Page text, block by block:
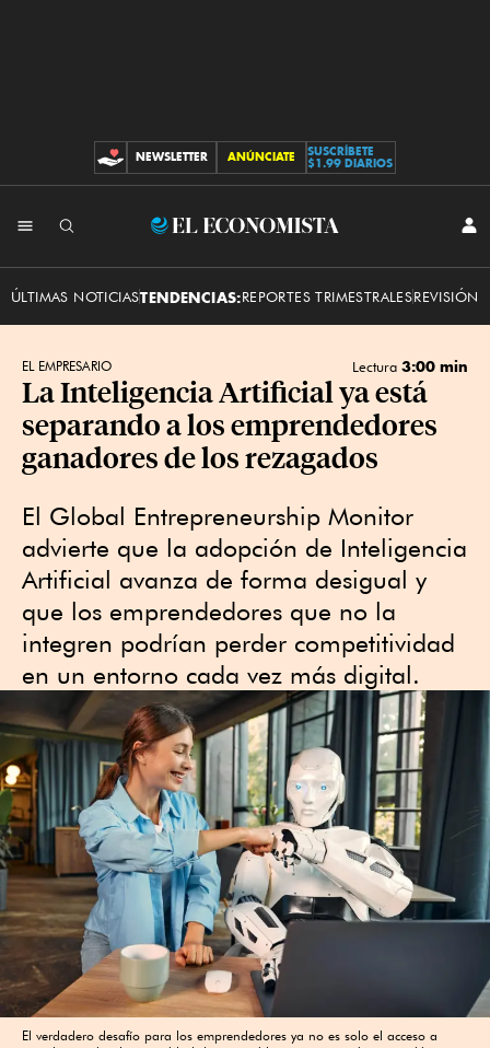
CONTRIBUCIONES
NEWSLETTER ANÚNCIATE
SUSCRÍBETE
$1.99 DIARIOS
El
ÚLTIMAS NOTICIASTENDENCIAS:REPORTES TRIMESTRALESREVISIÓN
EL EMPRESARIO Lectura 3:00 min
La Inteligencia Artificial ya está
separando a los emprendedores
ganadores de los rezagados
El Global Entrepreneurship Monitor
advierte que la adopción de Inteligencia
Artificial avanza de forma desigual y
que los emprendedores que no la
integren podrían perder competitividad
en un entorno cada vez más digital.
El verdadero desafío para los emprendedores ya no es solo el acceso a